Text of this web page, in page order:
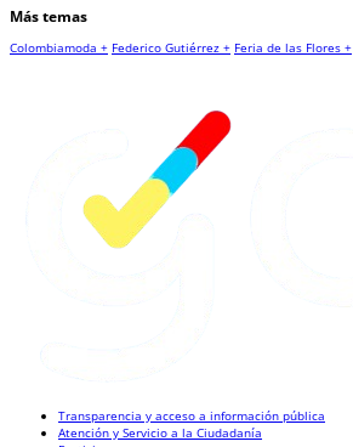
Más temas
Colombiamoda + Federico Gutiérrez + Feria de las Flores +
Transparencia y acceso a información pública
Atención y Servicio a la Ciudadanía